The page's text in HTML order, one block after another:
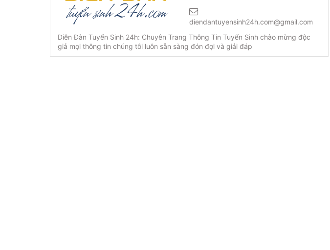
diendantuyensinh24h.com@gmail.com
Diễn Đàn Tuyển Sinh 24h: Chuyên Trang Thông Tin Tuyển Sinh chào mừng độc
giả mọi thông tin chúng tôi luôn sẵn sàng đón đợi và giải đáp